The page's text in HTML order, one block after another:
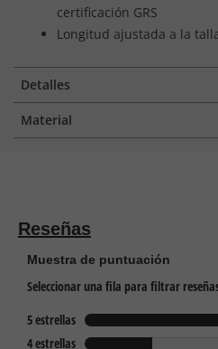
certificación GRS
Longitud ajustada a la
Detalles
Material